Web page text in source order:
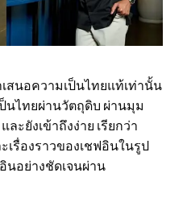
สนอความเป็นไทยแท้เท่านั้น
นไทยผ่านวัตถุดิบ ผ่านมุม
ะยังเข้าถึงง่าย เรียกว่า
รื่องราวของเชฟอินในรูป
นอย่างชัดเจนผ่าน